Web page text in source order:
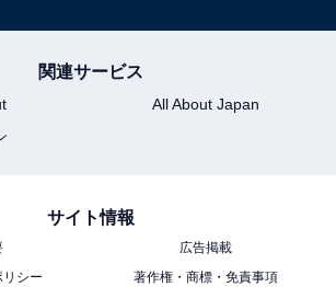
関連サービス
All About Japan
サイト情報
広告掲載
シー
著作権・商標・免責事項